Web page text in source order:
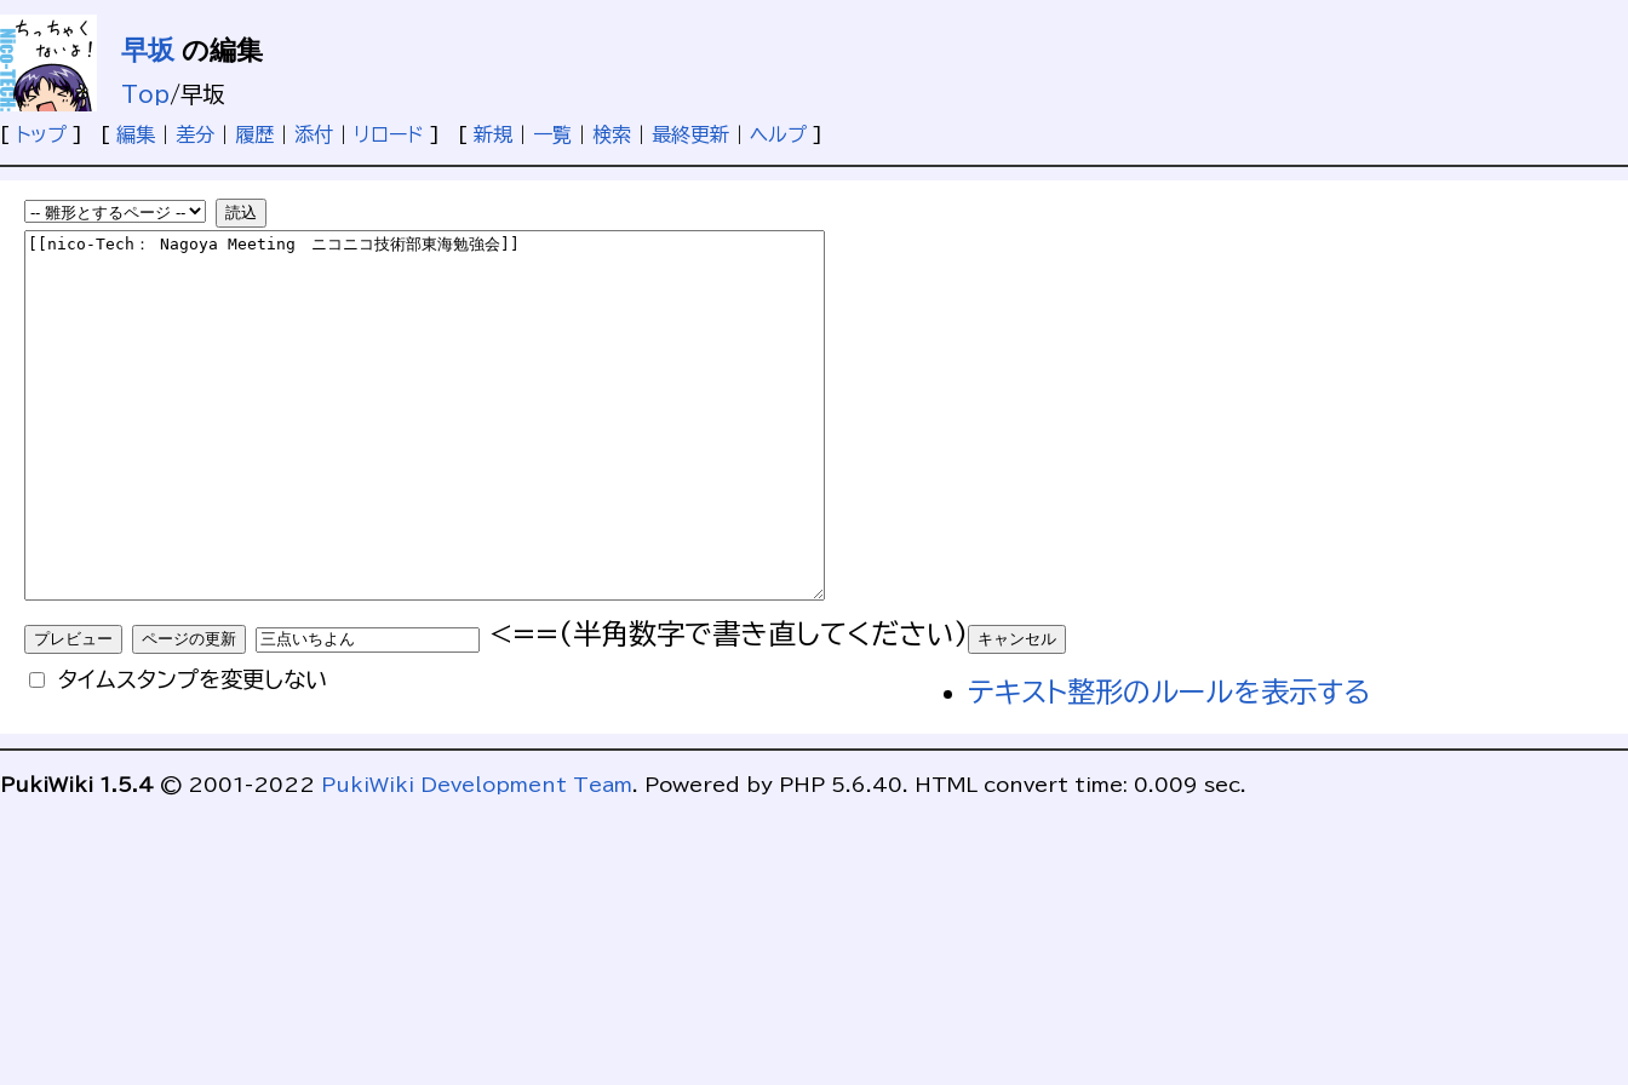
早坂の編集
Top/早坂
[ トップ ] [ 編集 差分 履歴 添付 リロード ] [ 新規 一覧 検索 最終更新 ヘルプ ]
<==(半角数字で書き直してください)
タイムスタンプを変更しない テキスト整形のルールを表示する
PukiWiki 1.5.4 © 2001-2022 PukiWiki Development Team. Powered by PHP 5.6.40. HTML convert time: 0.009 sec.